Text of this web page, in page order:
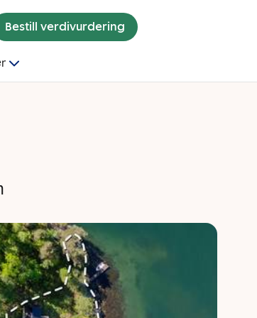
Bestill verdivurdering